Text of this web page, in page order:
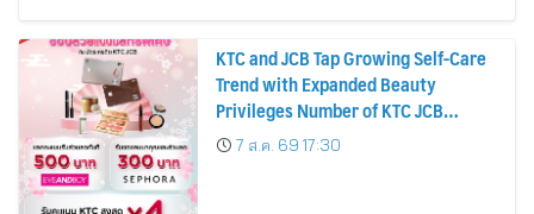
KTC and JCB Tap Growing Self-Care
Trend with Expanded Beauty
Privileges Number of KTC JCB
Cardmembers Spending on
Cosmetics Rises 26%
7 ส.ค. 69 17:30